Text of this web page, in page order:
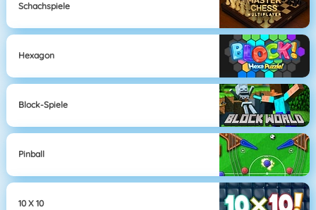
Schachspiele
Hexagon
Block-Spiele
Pinball
10 X 10